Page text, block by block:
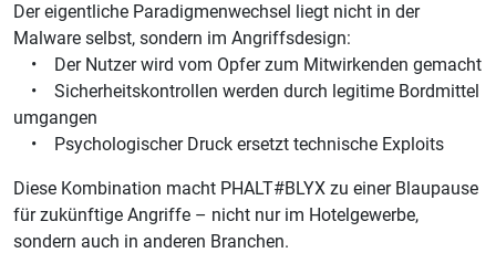
Der eigentliche Paradigmenwechsel liegt nicht in der
Malware selbst, sondern im Angriffsdesign:
• Der Nutzer wird vom Opfer zum Mitwirkenden gemacht
• Sicherheitskontrollen werden durch legitime Bordmittel
umgangen
• Psychologischer Druck ersetzt technische Exploits
Diese Kombination macht PHALT#BLYX zu einer Blaupause
für zukünftige Angriffe – nicht nur im Hotelgewerbe,
sondern auch in anderen Branchen.